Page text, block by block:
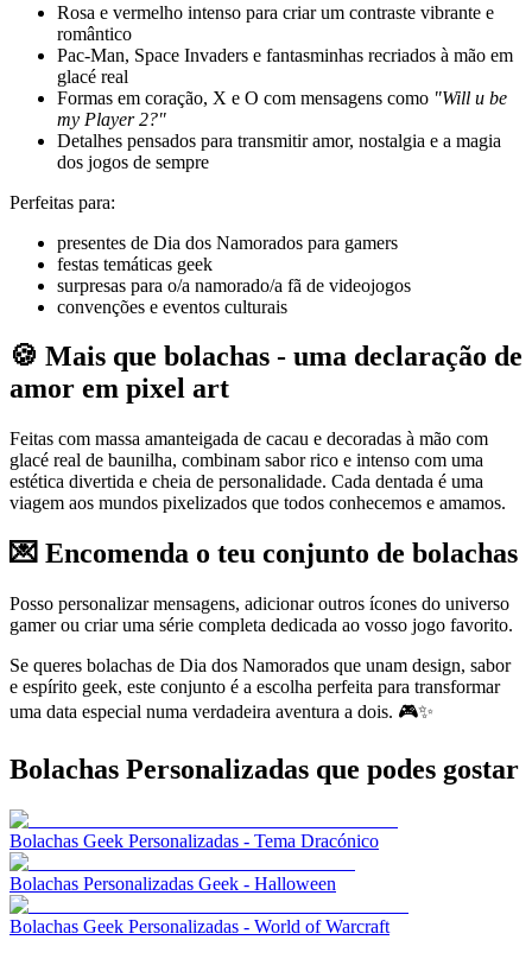
Rosa e vermelho intenso para criar um contraste vibrante e
romântico
Pac-Man, Space Invaders e fantasminhas recriados à mão em
glacé real
Formas em coração, X e O com mensagens como "Will u be
my Player 2?"
Detalhes pensados para transmitir amor, nostalgia e a magia
dos jogos de sempre
Perfeitas para:
presentes de Dia dos Namorados para gamers
festas temáticas geek
surpresas para o/a namorado/a fã de videojogos
convenções e eventos culturais
🍪 Mais que bolachas - uma declaração de
amor em pixel art
Feitas com massa amanteigada de cacau e decoradas à mão com
glacé real de baunilha, combinam sabor rico e intenso com uma
estética divertida e cheia de personalidade. Cada dentada é uma
viagem aos mundos pixelizados que todos conhecemos e amamos.
💌 Encomenda o teu conjunto de bolachas
Posso personalizar mensagens, adicionar outros ícones do universo
gamer ou criar uma série completa dedicada ao vosso jogo favorito.
Se queres bolachas de Dia dos Namorados que unam design, sabor
e espírito geek, este conjunto é a escolha perfeita para transformar
uma data especial numa verdadeira aventura a dois. 🎮✨
Bolachas Personalizadas que podes gostar
Bolachas Geek Personalizadas - Tema Dracónico
Bolachas Personalizadas Geek - Halloween
Bolachas Geek Personalizadas - World of Warcraft